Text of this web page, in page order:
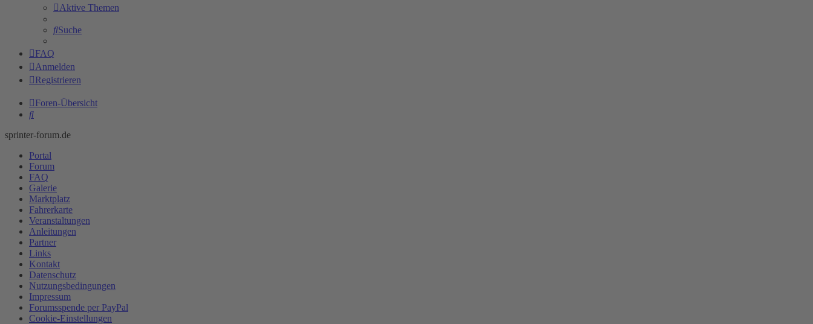
Aktive Themen
Suche
FAQ
Anmelden
Registrieren
Foren-Übersicht
Suche
sprinter-forum.de
Portal
Forum
FAQ
Galerie
Marktplatz
Fahrerkarte
Veranstaltungen
Anleitungen
Partner
Links
Kontakt
Datenschutz
Nutzungsbedingungen
Impressum
Forumsspende per PayPal
Cookie-Einstellungen